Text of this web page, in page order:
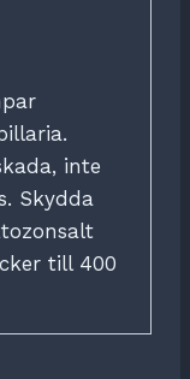
inte
Skydda
till 400